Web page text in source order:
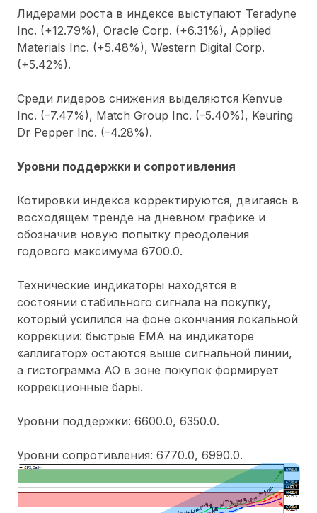
Лидерами роста в индексе выступают Teradyne
Inc. (+12.79%), Oracle Corp. (+6.31%), Applied
Materials Inc. (+5.48%), Western Digital Corp.
(+5.42%).
Среди лидеров снижения выделяются Kenvue
Inc. (–7.47%), Match Group Inc. (–5.40%), Keuring
Dr Pepper Inc. (–4.28%).
Уровни поддержки и сопротивления
Котировки индекса корректируются, двигаясь в
восходящем тренде на дневном графике и
обозначив новую попытку преодоления
годового максимума 6700.0.
Технические индикаторы находятся в
состоянии стабильного сигнала на покупку,
который усилился на фоне окончания локальной
коррекции: быстрые EMA на индикаторе
«аллигатор» остаются выше сигнальной линии,
а гистограмма AO в зоне покупок формирует
коррекционные бары.
Уровни поддержки: 6600.0, 6350.0.
Уровни сопротивления: 6770.0, 6990.0.